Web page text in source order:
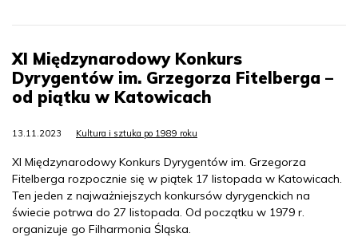
XI Międzynarodowy Konkurs
Dyrygentów im. Grzegorza Fitelberga –
od piątku w Katowicach
13.11.2023 Kultura i sztuka po 1989 roku
XI Międzynarodowy Konkurs Dyrygentów im. Grzegorza
Fitelberga rozpocznie się w piątek 17 listopada w Katowicach.
Ten jeden z najważniejszych konkursów dyrygenckich na
świecie potrwa do 27 listopada. Od początku w 1979 r.
organizuje go Filharmonia Śląska.